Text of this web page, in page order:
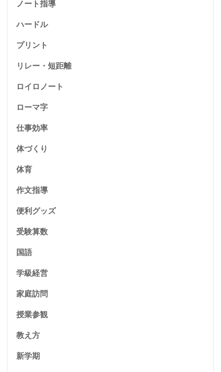
ノート指導
ハードル
プリント
リレー・短距離
ロイロノート
ローマ字
仕事効率
体づくり
体育
作文指導
便利グッズ
受験算数
国語
学級経営
家庭訪問
授業参観
教え方
新学期